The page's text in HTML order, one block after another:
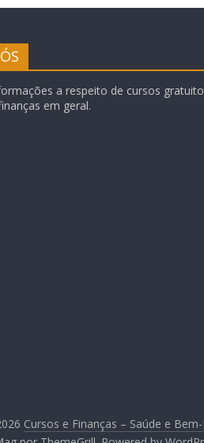
a respeito de cursos
em geral.
Cursos e Finanças – Saúde e